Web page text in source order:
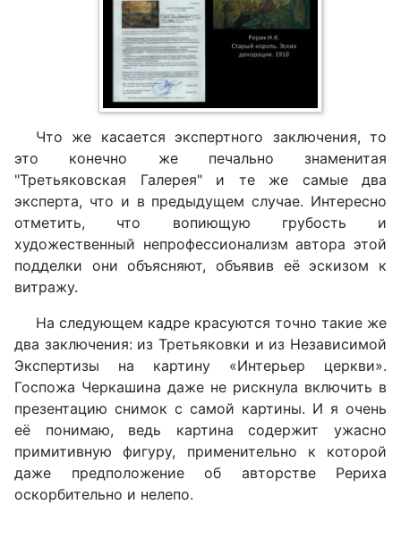
Что же касается экспертного заключения, то
это конечно же печально знаменитая
"Третьяковская Галерея" и те же самые два
эксперта, что и в предыдущем случае. Интересно
отметить, что вопиющую грубость и
художественный непрофессионализм автора этой
подделки они объясняют, объявив её эскизом к
витражу.
На следующем кадре красуются точно такие же
два заключения: из Третьяковки и из Независимой
Экспертизы на картину «Интерьер церкви».
Госпожа Черкашина даже не рискнула включить в
презентацию снимок с самой картины. И я очень
её понимаю, ведь картина содержит ужасно
примитивную фигуру, применительно к которой
даже предположение об авторстве Рериха
оскорбительно и нелепо.